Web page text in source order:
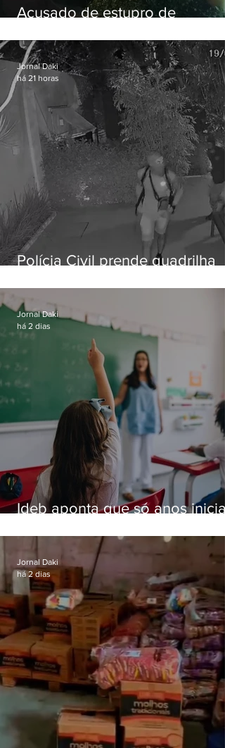
Acusado de estupro de
Polícia Civil prende quadrilha
residências de luxo no Rio
Jornal Daki
há 21 horas
Ideb aponta que só anos
educação
Jornal Daki
há 2 dias
Jornal Daki
há 2 dias